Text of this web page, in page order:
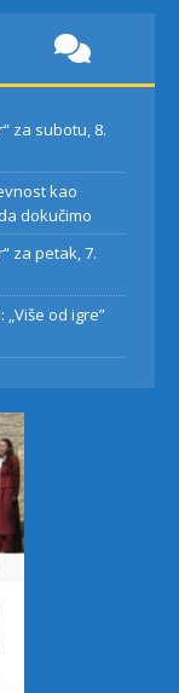
za subotu, 8.
kao
dokučimo
za petak, 7.
od igre”